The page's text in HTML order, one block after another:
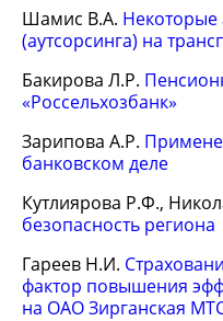
Шамис В.А. Некоторые
(аутсорсинга) на
Бакирова Л.Р.
«Россельхозбанк»
Зарипова А.Р.
банковском деле
Кутлиярова Р.Ф.,
безопасность региона
Гареев Н.И.
фактор повышения
на ОАО Зирганская